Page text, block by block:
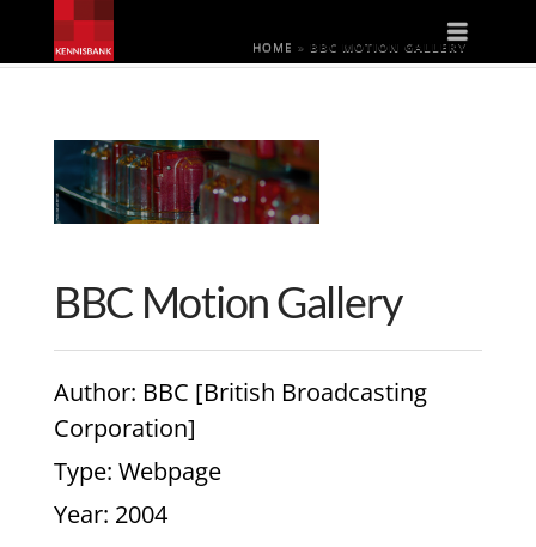
HOME » BBC MOTION GALLERY
BBC Motion Gallery
Author: BBC [British Broadcasting
Corporation]
Type: Webpage
Year: 2004